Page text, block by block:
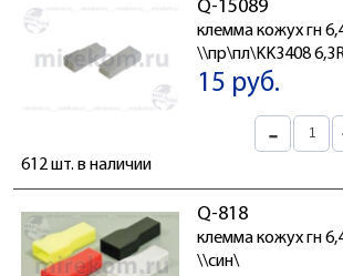
Q-15089
клемма кожух гн
\\пр\пл\KK3408
15 руб.
-
612 шт. в наличии
Q-818
клемма кожух гн
\\син\